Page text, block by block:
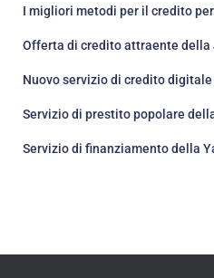
I migliori metodi per il credito
Offerta di credito attraente della
Nuovo servizio di credito
Servizio di prestito popolare
Servizio di finanziamento della